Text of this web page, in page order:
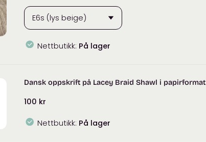
Nettbutikk: På lager
Dansk oppskrift på Lacey Braid Shawl i papirformat
100 kr
Nettbutikk: På lager